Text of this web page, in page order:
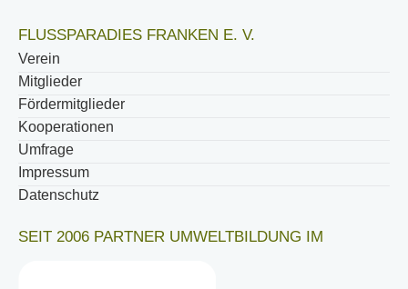
FLUSSPARADIES FRANKEN E. V.
Verein
Mitglieder
Fördermitglieder
Kooperationen
Umfrage
Impressum
Datenschutz
SEIT 2006 PARTNER UMWELTBILDUNG IM